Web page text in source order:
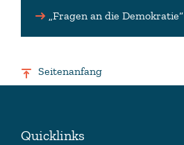
„Fragen an die Demokratie“
Seitenanfang
Quicklinks